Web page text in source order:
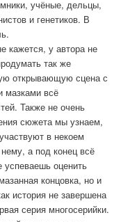
учёные, дельцы,
и генетиков. В
кажется, у автора не
так же
открывающую сцена с
мазками всё
Также не очень
сюжета мы узнаем,
в некоем
а под конец всё
успеваешь оценить
концовка, но и
история не завершена
серия многосерийки.